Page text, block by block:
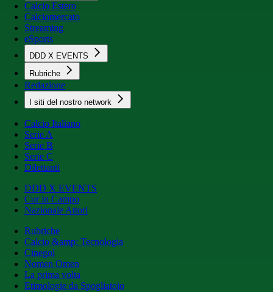
Calcio Estero
Calciomercato
Streaming
eSports
DDD X EVENTS
Rubriche
Redazione
I siti del nostro network
Calcio Italiano
Serie A
Serie B
Serie C
Dilettanti
DDD X EVENTS
Cur in Campo
Nazionale Attori
Rubriche
Calcio &amp; Tecnologia
Cinegol
Nomen Omen
La prima volta
Etimologie da Spogliatoio